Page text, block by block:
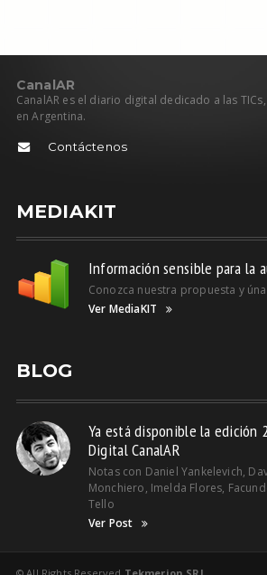
CanalAR
CanalAR es el diario digital dedicado a las
en Argentina.
Contáctenos
MEDIAKIT
Información sensible para la
Conozca nuestra propuesta y
Ver MediaKIT
BLOG
Ya está disponible la edición
Digital CanalAR
Notas con Daniel Yankelevich,
Monchiero, Imelda Flores,
Tello
Ver Post